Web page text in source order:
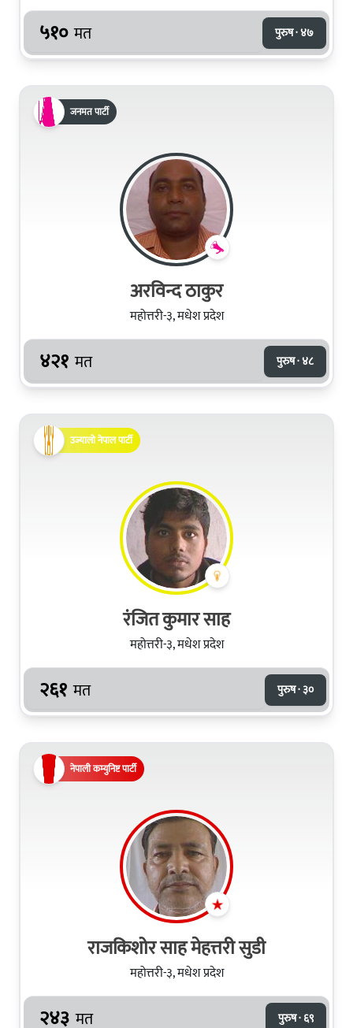
५१० मत पुरुष · ४७
जनमत पार्टी
अरविन्द ठाकुर
महोत्तरी-३, मधेश प्रदेश
४२१ मत पुरुष · ४८
उज्यालो नेपाल पार्टी
रंजित कुमार साह
महोत्तरी-३, मधेश प्रदेश
२६१ मत पुरुष · ३०
नेपाली कम्युनिष्ट पार्टी
राजकिशोर साह मेहत्तरी सुडी
महोत्तरी-३, मधेश प्रदेश
२४३ मत पुरुष · ६९